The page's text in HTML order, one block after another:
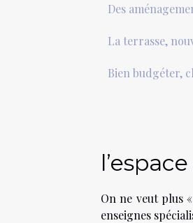
Des
La terrasse,
Bien budgéter,
On ne veut plus
enseignes